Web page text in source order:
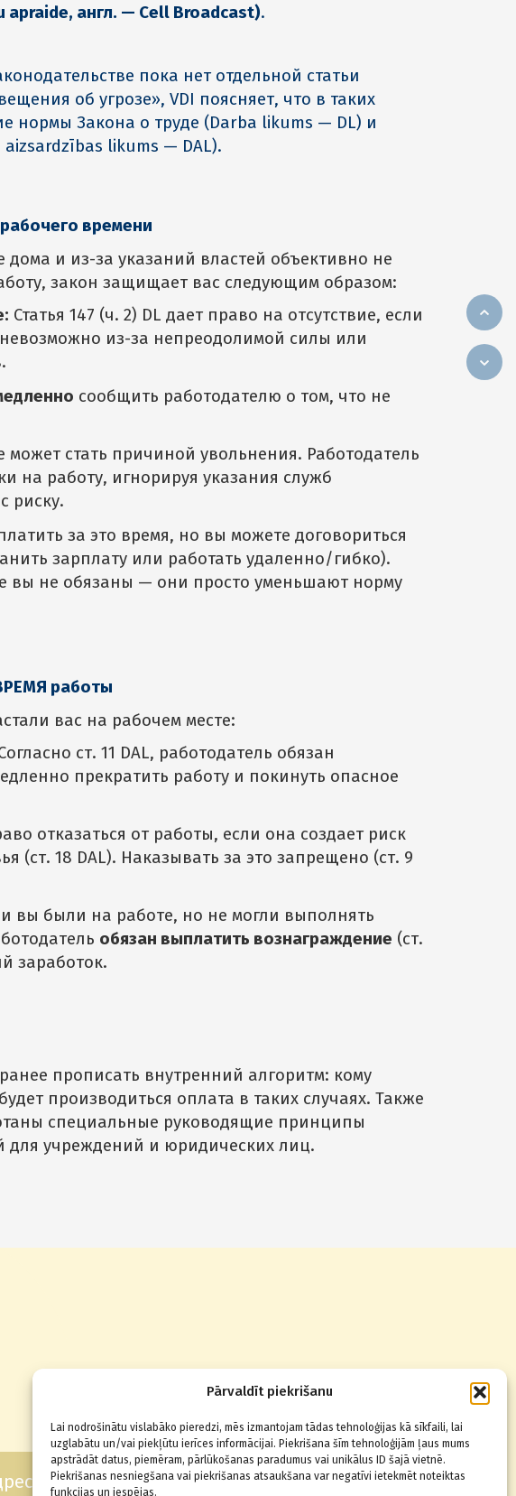
Pārvaldīt piekrišanu
Lai nodrošinātu vislabāko pieredzi, mēs izmantojam tādas tehnoloģijas kā sīkfaili, lai
uzglabātu un/vai piekļūtu ierīces informācijai. Piekrišana šīm tehnoloģijām ļaus mums
apstrādāt datus, piemēram, pārlūkošanas paradumus vai unikālus ID šajā vietnē.
Piekrišanas nesniegšana vai piekrišanas atsaukšana var negatīvi ietekmēt noteiktas
funkcijas un iespējas.
apraide, англ. — Cell Broadcast).
пока нет отдельной статьи
об угрозе», VDI поясняет, что в таких
нормы Закона о труде (Darba likums — DL) и
likums — DAL).
времени
и из-за указаний властей объективно не
закон защищает вас следующим образом:
Статья 147 (ч. 2) DL дает право на отсутствие, если
из-за непреодолимой силы или
сообщить работодателю о том, что не
может стать причиной увольнения. Работодатель
на работу, игнорируя указания служб
риску.
за это время, но вы можете договориться
зарплату или работать удаленно/гибко).
вы не обязаны — они просто уменьшают норму
работы
вас на рабочем месте:
ст. 11 DAL, работодатель обязан
прекратить работу и покинуть опасное
отказаться от работы, если она создает риск
(ст. 18 DAL). Наказывать за это запрещено (ст. 9
вы были на работе, но не могли выполнять
обязан выплатить вознаграждение (ст.
заработок.
прописать внутренний алгоритм: кому
производиться оплата в таких случаях. Также
специальные руководящие принципы
для учреждений и юридических лиц.
Звоните по телефону